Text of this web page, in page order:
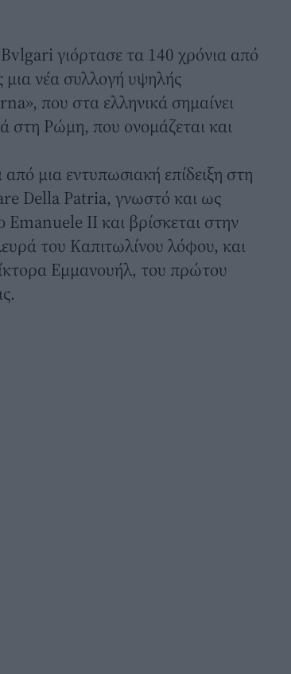
Bvlgari γιόρτασε τα 140 χρόνια από
μια νέα συλλογή υψηλής
που στα ελληνικά σημαίνει
στη Ρώμη, που ονομάζεται και
μια εντυπωσιακή επίδειξη στη
Della Patria, γνωστό και ως
II και βρίσκεται στην
του Καπιτωλίνου λόφου, και
Εμμανουήλ, του πρώτου